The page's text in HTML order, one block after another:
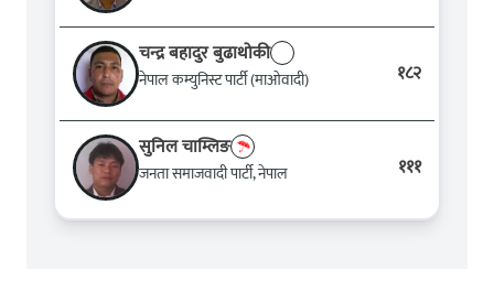
चन्द्र बहादुर बुढाथोकी
नेपाल कम्युनिस्ट पार्टी (माओवादी) १८२
सुनिल चाम्लिङ
जनता समाजवादी पार्टी, नेपाल १११